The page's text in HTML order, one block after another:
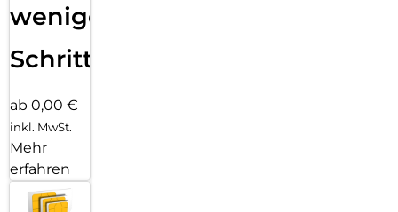
wenigen
Schritten
ab 0,00 €
inkl. MwSt.
Mehr
erfahren